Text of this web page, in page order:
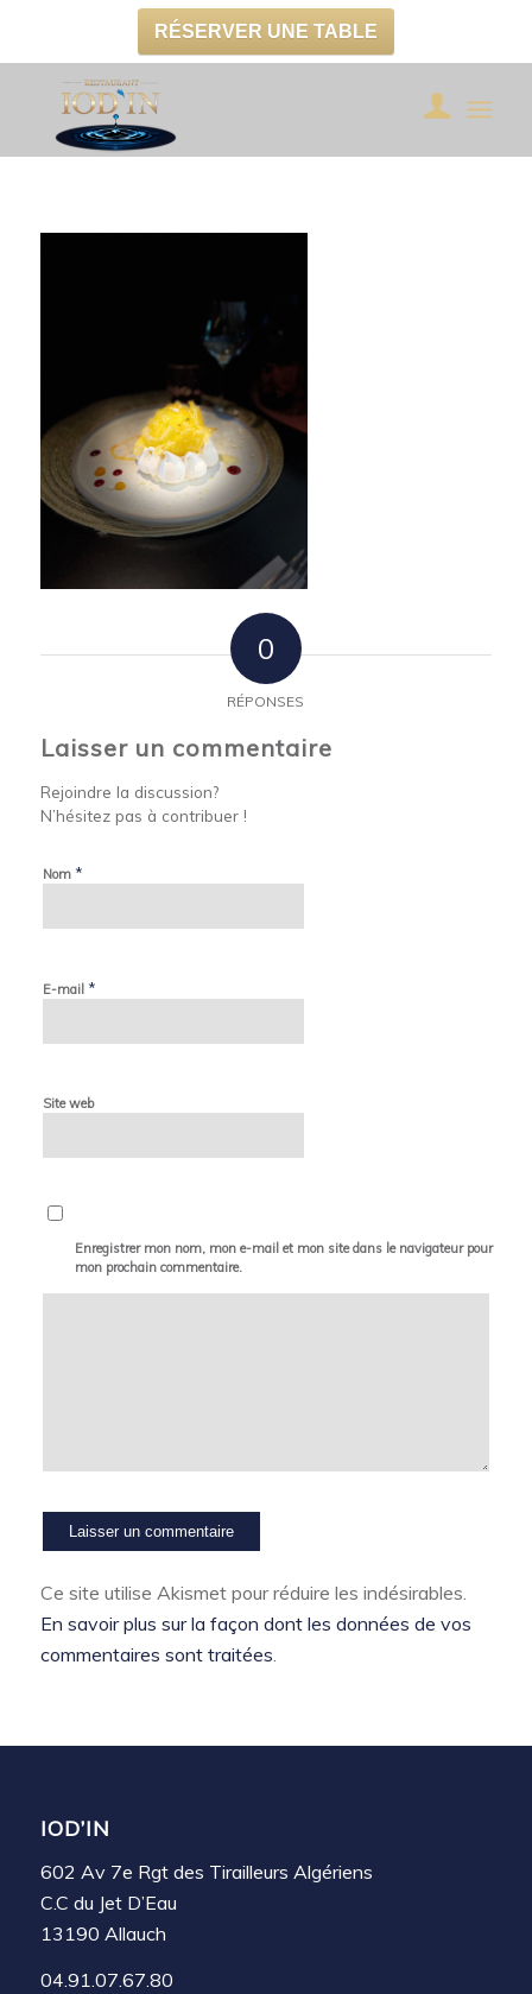
RÉSERVER UNE TABLE
0
RÉPONSES
Laisser un commentaire
Rejoindre la discussion?
N’hésitez pas à contribuer !
Nom *
E-mail *
Site web
Enregistrer mon nom, mon e-mail et mon site dans le navigateur pour
mon prochain commentaire.
Ce site utilise Akismet pour réduire les indésirables.
En savoir plus sur la façon dont les données de vos
commentaires sont traitées.
IOD’IN
602 Av 7e Rgt des Tirailleurs Algériens
C.C du Jet D’Eau
13190 Allauch
04.91.07.67.80